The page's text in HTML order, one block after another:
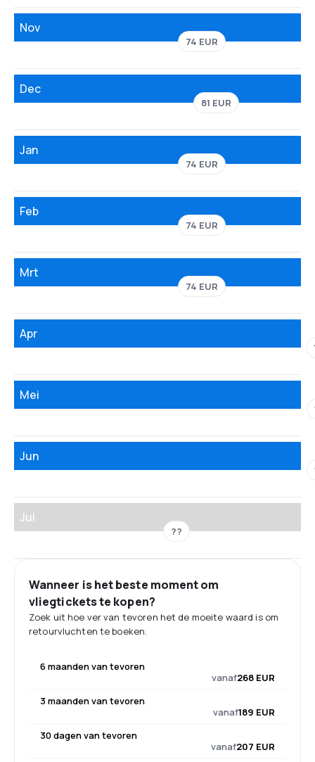
Nov
74 EUR
Dec
81 EUR
Jan
74 EUR
Feb
74 EUR
Mrt
74 EUR
Apr
Mei
Jun
Jul
??
Wanneer is het beste moment om
vliegtickets te kopen?
Zoek uit hoe ver van tevoren het de moeite waard is om
retourvluchten te boeken.
6 maanden van tevoren
vanaf268 EUR
3 maanden van tevoren
vanaf189 EUR
30 dagen van tevoren
vanaf207 EUR